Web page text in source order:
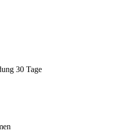
30 Tage